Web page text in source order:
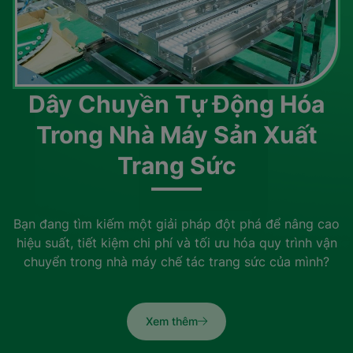
Dây Chuyền Tự Động Hóa
Trong Nhà Máy Sản Xuất
Trang Sức
Bạn đang tìm kiếm một giải pháp đột phá để nâng cao
hiệu suất, tiết kiệm chi phí và tối ưu hóa quy trình vận
chuyển trong nhà máy chế tác trang sức của mình?
Xem thêm